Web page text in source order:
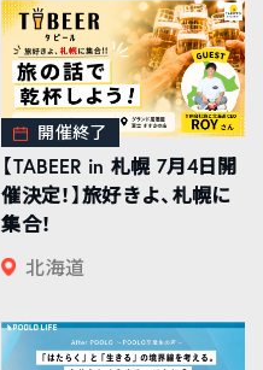
開催終了
【TABEER in 札幌 7月4日開
催決定！】旅好きよ、札幌に
集合！
北海道